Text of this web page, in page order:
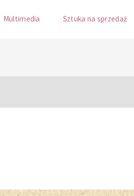
Multimedia Sztuka na sprzedaż